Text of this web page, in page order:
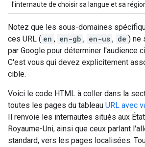
l'internaute de choisir sa langue et sa
Notez que les sous-domaines
ces URL ( en , en-gb , en-us , de ) ne
par Google pour déterminer l'audience
C'est vous qui devez explicitement
cible.
Voici le code HTML à coller dans la
toutes les pages du tableau URL avec
Il renvoie les internautes situés aux
Royaume-Uni, ainsi que ceux parlant
standard, vers les pages localisées.